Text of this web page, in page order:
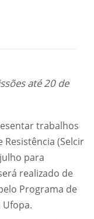
até 20 de
trabalhos
(Selcir
para
realizado de
Programa de
Ufopa.